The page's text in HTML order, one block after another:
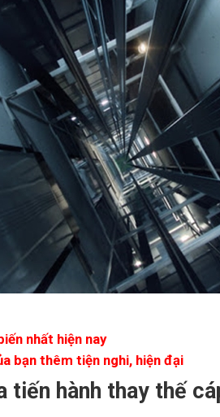
nhất hiện nay
bạn thêm tiện nghi, hiện đại
tiến hành thay thế